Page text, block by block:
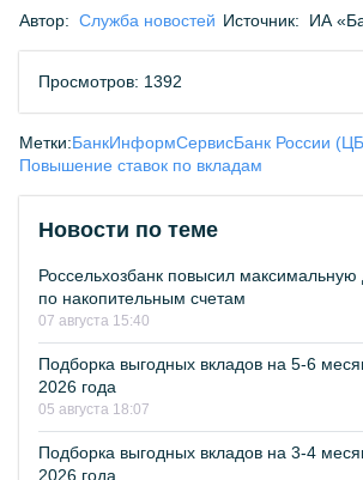
Автор: Служба новостей Источник: ИА
Просмотров: 1392
Метки:БанкИнформСервисБанк России
Повышение ставок по вкладам
Новости по теме
Россельхозбанк повысил максимальную
по накопительным счетам
07 августа 15:40
Подборка выгодных вкладов на 5-6
2026 года
05 августа 18:07
Подборка выгодных вкладов на 3-4
2026 года